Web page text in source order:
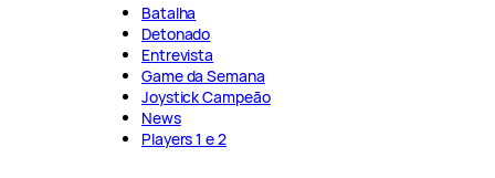
Batalha
Detonado
Entrevista
Game da Semana
Joystick Campeão
News
Players 1 e 2